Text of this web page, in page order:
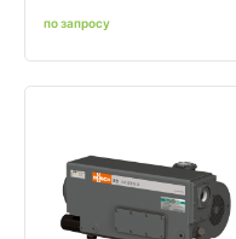
по запросу
Быстрый просмотр
Добавить кДобавить в